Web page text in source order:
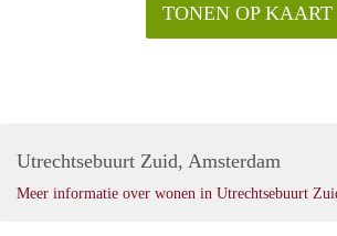
TONEN OP KAART
Utrechtsebuurt Zuid, Amsterdam
Meer informatie over wonen in Utrechtsebuurt